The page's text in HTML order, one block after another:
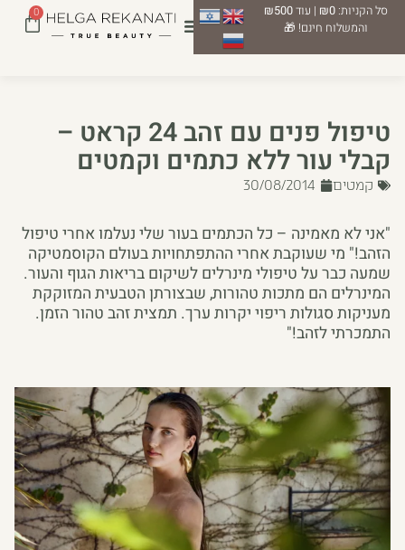
סל הקניות:₪0 | עוד₪500
והמשלוח חינם! 🎁
0
טיפול פנים עם זהב 24 קראט –
קבלי עור ללא כתמים וקמטים
קמטים 30/08/2014
"אני לא מאמינה – כל הכתמים בעור שלי נעלמו אחרי טיפול
הזהב!" מי שעוקבת אחרי ההתפתחויות בעולם הקוסמטיקה
שמעה כבר על טיפולי מינרלים לשיקום בריאות הגוף והעור.
המינרלים הם מתכות טהורות, שבצורתן הטבעית המזוקקת
מעניקות סגולות ריפוי יקרות ערך. תמצית זהב טהור הזמן.
התמכרתי לזהב!"